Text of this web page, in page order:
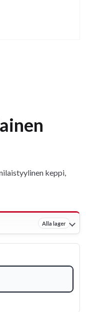
keppi,
Alla lager